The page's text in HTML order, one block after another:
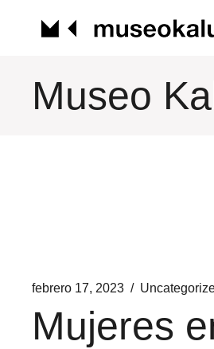
contenido
Museo
febrero 17, 2023
Mujeres